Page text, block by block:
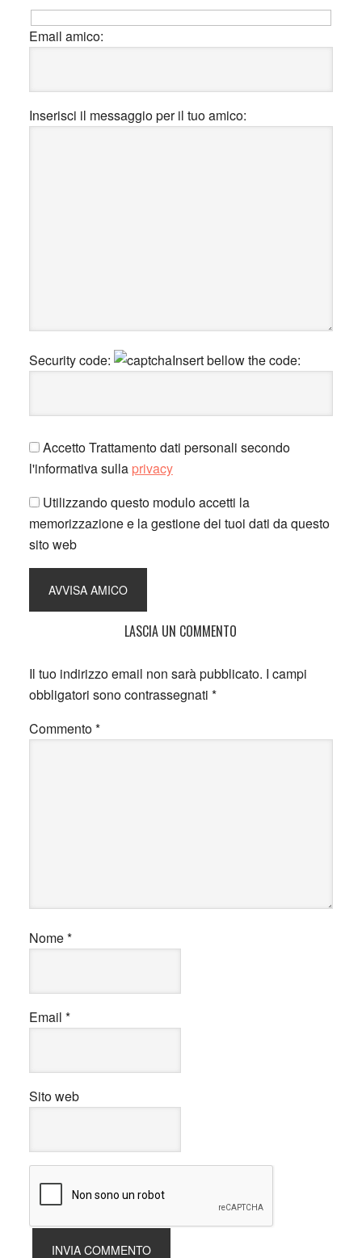
Email amico:
Inserisci il messaggio per il tuo amico:
Security code: Insert bellow the code:
Accetto Trattamento dati personali secondo
l'informativa sulla privacy
Utilizzando questo modulo accetti la
memorizzazione e la gestione dei tuoi dati da questo
sito web
LASCIA UN COMMENTO
Il tuo indirizzo email non sarà pubblicato. I campi
obbligatori sono contrassegnati *
Commento*
Nome*
Email *
Sito web